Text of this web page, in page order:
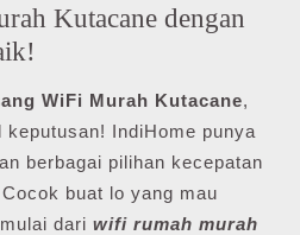
Kutacane dengan
WiFi Murah Kutacane,
IndiHome punya
berbagai pilihan kecepatan
buat lo yang mau
dari wifi rumah murah